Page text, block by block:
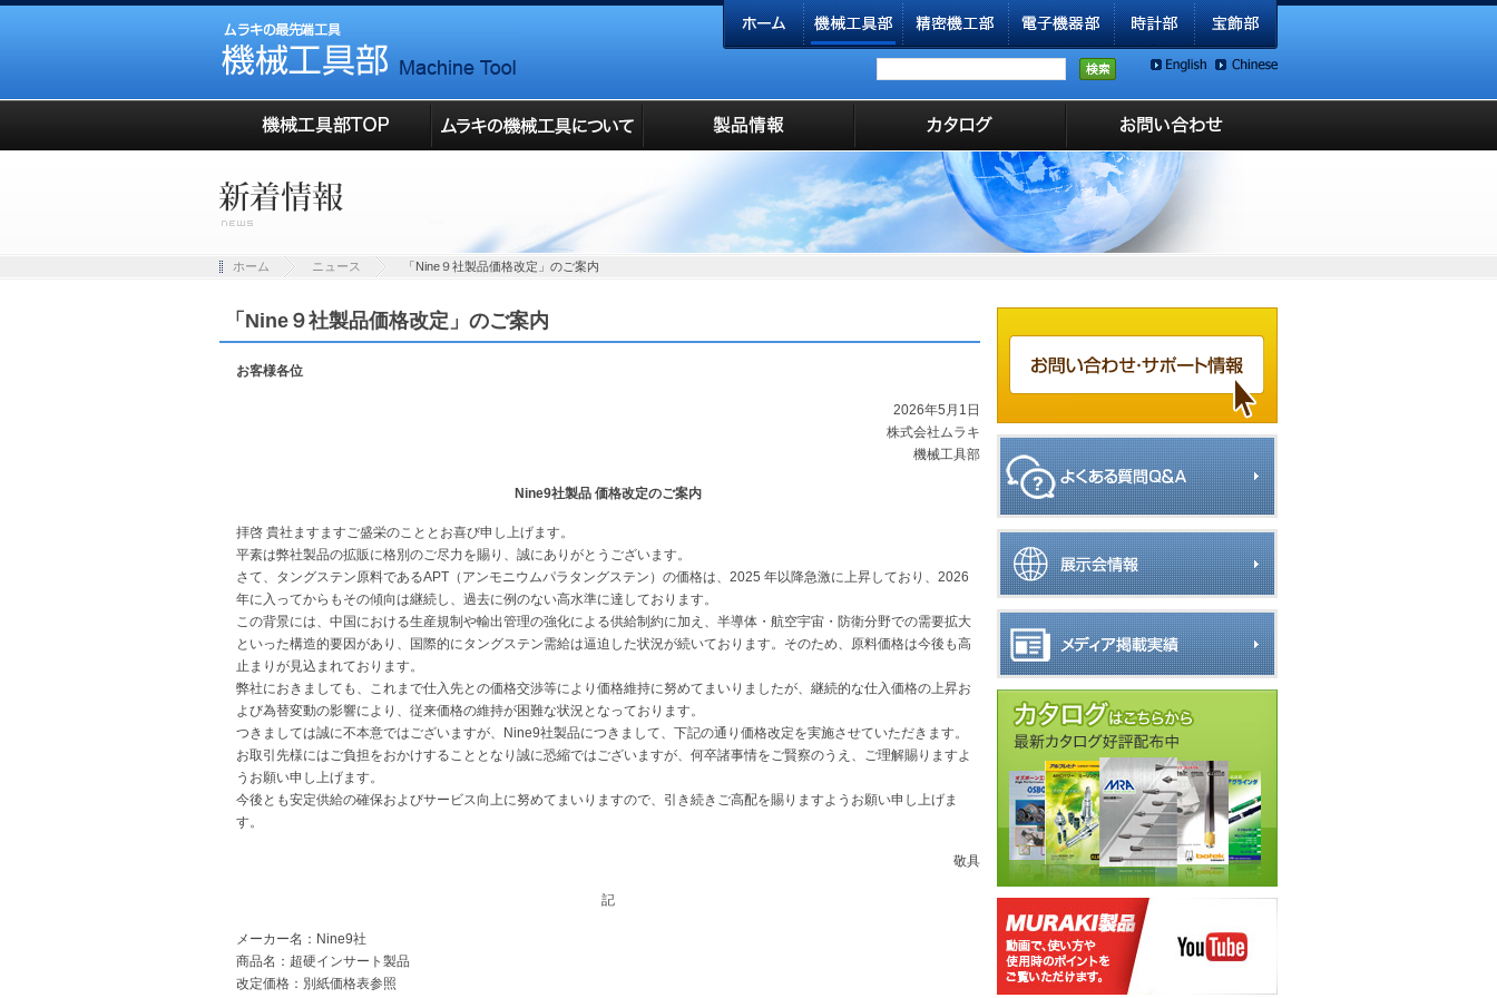
ホーム ニュース 「Nine９社製品価格改定」のご案内
「Nine９社製品価格改定」のご案内
お客様各位
2026年5月1日
株式会社ムラキ
機械工具部
Nine9社製品 価格改定のご案内
拝啓 貴社ますますご盛栄のこととお喜び申し上げます。
平素は弊社製品の拡販に格別のご尽力を賜り、誠にありがとうございます。
さて、タングステン原料であるAPT（アンモニウムパラタングステン）の価格は、2025 年以降急激に上昇しており、2026
年に入ってからもその傾向は継続し、過去に例のない高水準に達しております。
この背景には、中国における生産規制や輸出管理の強化による供給制約に加え、半導体・航空宇宙・防衛分野での需要拡大
といった構造的要因があり、国際的にタングステン需給は逼迫した状況が続いております。そのため、原料価格は今後も高
止まりが見込まれております。
弊社におきましても、これまで仕入先との価格交渉等により価格維持に努めてまいりましたが、継続的な仕入価格の上昇お
よび為替変動の影響により、従来価格の維持が困難な状況となっております。
つきましては誠に不本意ではございますが、Nine9社製品につきまして、下記の通り価格改定を実施させていただきます。
お取引先様にはご負担をおかけすることとなり誠に恐縮ではございますが、何卒諸事情をご賢察のうえ、ご理解賜りますよ
うお願い申し上げます。
今後とも安定供給の確保およびサービス向上に努めてまいりますので、引き続きご高配を賜りますようお願い申し上げま
す。
敬具
記
メーカー名：Nine9社
商品名：超硬インサート製品
改定価格：別紙価格表参照